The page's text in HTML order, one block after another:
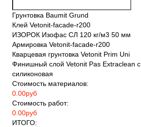
Грунтовка Baumit Grund
Клей Vetonit-facade-r200
ИЗОРОК Изофас СЛ 120 кг/м3 50 мм
Армировка Vetonit-facade-r200
Кварцевая грунтовка Vetonit Prim Uni
Финишный слой Vetonit Pas Extraclean
силиконовая
Стоимость материалов:
0.00руб
Стоимость работ:
0.00руб
ИТОГО: